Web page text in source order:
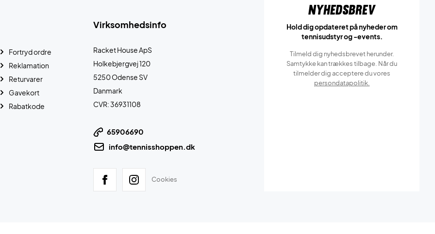
Virksomhedsinfo
Racket House ApS
Holkebjergvej 120
5250 Odense SV
Danmark
CVR: 36931108
65906690
info@tennisshoppen.dk
Cookies
Fortryd ordre
Reklamation
Returvarer
Gavekort
Rabatkode
Nyhedsbrev
Hold dig opdateret på nyheder om
tennisudstyr og -events.
Tilmeld dig nyhedsbrevet herunder.
Samtykke kan trækkes tilbage. Når du
tilmelder dig acceptere du vores
persondatapolitik.